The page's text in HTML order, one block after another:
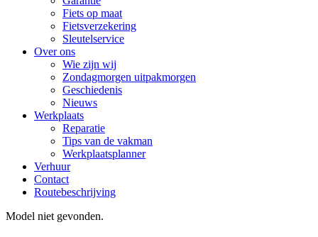
Fiets op maat
Fietsverzekering
Sleutelservice
Over ons
Wie zijn wij
Zondagmorgen uitpakmorgen
Geschiedenis
Nieuws
Werkplaats
Reparatie
Tips van de vakman
Werkplaatsplanner
Verhuur
Contact
Routebeschrijving
Model niet gevonden.